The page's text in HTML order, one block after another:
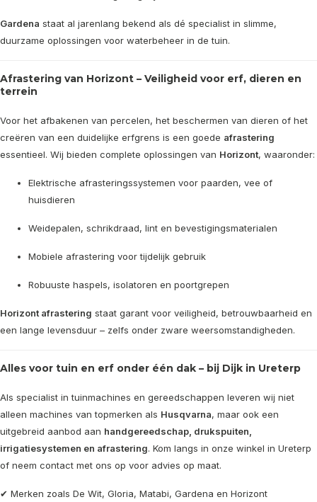
Gardena staat al jarenlang bekend als dé specialist in slimme,
duurzame oplossingen voor waterbeheer in de tuin.
Afrastering van Horizont – Veiligheid voor erf, dieren en
terrein
Voor het afbakenen van percelen, het beschermen van dieren of het
creëren van een duidelijke erfgrens is een goede afrastering
essentieel. Wij bieden complete oplossingen van Horizont, waaronder:
Elektrische afrasteringssystemen voor paarden, vee of
huisdieren
Weidepalen, schrikdraad, lint en bevestigingsmaterialen
Mobiele afrastering voor tijdelijk gebruik
Robuuste haspels, isolatoren en poortgrepen
Horizont afrastering staat garant voor veiligheid, betrouwbaarheid en
een lange levensduur – zelfs onder zware weersomstandigheden.
Alles voor tuin en erf onder één dak – bij Dijk in Ureterp
Als specialist in tuinmachines en gereedschappen leveren wij niet
alleen machines van topmerken als Husqvarna, maar ook een
uitgebreid aanbod aan handgereedschap, drukspuiten,
irrigatiesystemen en afrastering. Kom langs in onze winkel in Ureterp
of neem contact met ons op voor advies op maat.
✔ Merken zoals De Wit, Gloria, Matabi, Gardena en Horizont